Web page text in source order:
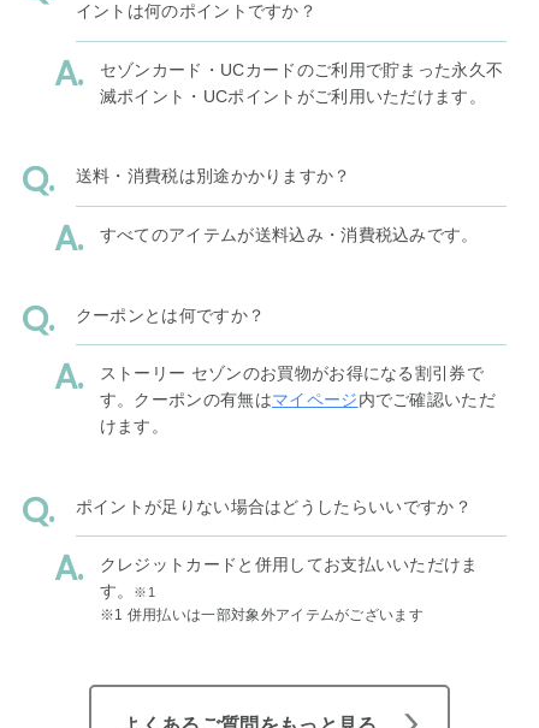
イントは何のポイントですか？
セゾンカード・UCカードのご利用で貯まった永久不
滅ポイント・UCポイントがご利用いただけます。
送料・消費税は別途かかりますか？
すべてのアイテムが送料込み・消費税込みです。
クーポンとは何ですか？
ストーリー セゾンのお買物がお得になる割引券で
す。クーポンの有無はマイページ内でご確認いただ
けます。
ポイントが足りない場合はどうしたらいいですか？
クレジットカードと併用してお支払いいただけま
す。
※1
※1 併用払いは一部対象外アイテムがございます